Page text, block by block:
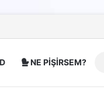
NE PİŞİRSEM?